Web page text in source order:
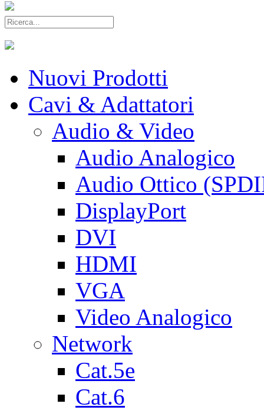
Nuovi Prodotti
Cavi & Adattatori
Audio & Video
Audio Analogico
Audio Ottico
DisplayPort
DVI
HDMI
VGA
Video Analogico
Network
Cat.5e
Cat.6